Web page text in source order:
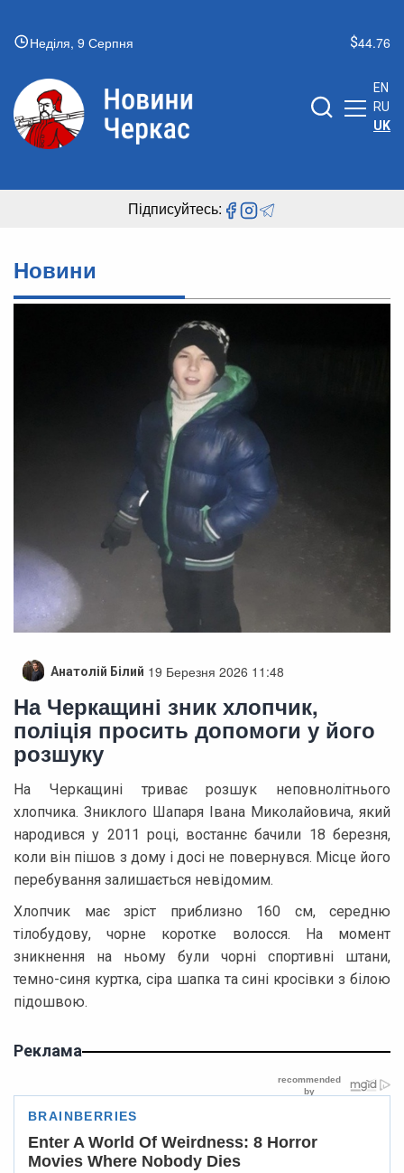
Неділя, 9 Серпня 44.76
EN
RU
UK
Підписуйтесь:
Новини
Анатолій Білий 19 Березня 2026 11:48
На Черкащині зник хлопчик,
поліція просить допомоги у його
розшуку
На Черкащині триває розшук неповнолітнього
хлопчика. Зниклого Шапаря Івана Миколайовича, який
народився у 2011 році, востаннє бачили 18 березня,
коли він пішов з дому і досі не повернувся. Місце його
перебування залишається невідомим.
Хлопчик має зріст приблизно 160 см, середню
тілобудову, чорне коротке волосся. На момент
зникнення на ньому були чорні спортивні штани,
темно-синя куртка, сіра шапка та сині кросівки з білою
підошвою.
Реклама